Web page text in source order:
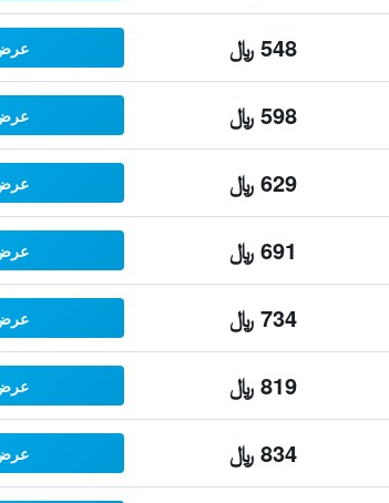
548 ﷼ عرض
598 ﷼ عرض
629 ﷼ عرض
691 ﷼ عرض
734 ﷼ عرض
819 ﷼ عرض
834 ﷼ عرض